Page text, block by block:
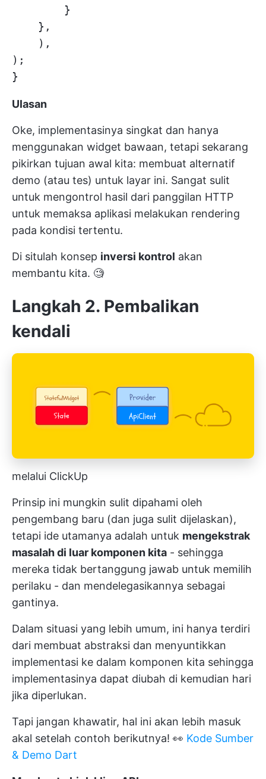
        }
    },
    ),
);
Ulasan
Oke, implementasinya singkat dan hanya
menggunakan widget bawaan, tetapi sekarang
pikirkan tujuan awal kita: membuat alternatif
demo (atau tes) untuk layar ini. Sangat sulit
untuk mengontrol hasil dari panggilan HTTP
untuk memaksa aplikasi melakukan rendering
pada kondisi tertentu.
Di situlah konsep inversi kontrol akan
membantu kita. 🧐
Langkah 2. Pembalikan
kendali
melalui ClickUp
Prinsip ini mungkin sulit dipahami oleh
pengembang baru (dan juga sulit dijelaskan),
tetapi ide utamanya adalah untuk mengekstrak
masalah di luar komponen kita - sehingga
mereka tidak bertanggung jawab untuk memilih
perilaku - dan mendelegasikannya sebagai
gantinya.
Dalam situasi yang lebih umum, ini hanya terdiri
dari membuat abstraksi dan menyuntikkan
implementasi ke dalam komponen kita sehingga
implementasinya dapat diubah di kemudian hari
jika diperlukan.
Tapi jangan khawatir, hal ini akan lebih masuk
akal setelah contoh berikutnya! 👀 Kode Sumber
& Demo Dart